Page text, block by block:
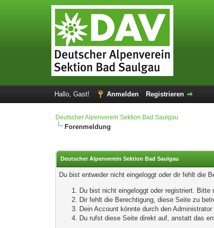
Hallo, Gast! Anmelden Registrieren
Deutscher Alpenverein Sektion Bad Saulgau
Forenmeldung
Deutscher Alpenverein Sektion Bad Saulgau
Du bist entweder nicht eingeloggt oder dir fehlt die
Du bist nicht eingeloggt oder registriert.
Dir fehlt die Berechtigung, diese Seite zu
Dein Account könnte durch den
Du rufst diese Seite direkt auf, anstatt das